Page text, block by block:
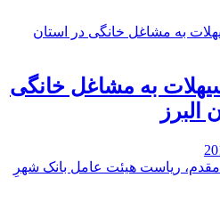
به مشاغل خانگی
البرز